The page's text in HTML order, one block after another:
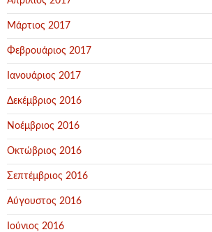
Μάρτιος 2017
Φεβρουάριος 2017
Ιανουάριος 2017
Δεκέμβριος 2016
Νοέμβριος 2016
Οκτώβριος 2016
Σεπτέμβριος 2016
Αύγουστος 2016
Ιούνιος 2016